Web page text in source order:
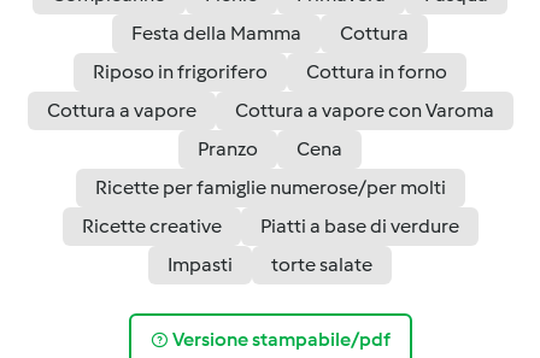
Festa della Mamma
Cottura
Riposo in frigorifero
Cottura in forno
Cottura a vapore
Cottura a vapore con Varoma
Pranzo
Cena
Ricette per famiglie numerose/per molti
Ricette creative
Piatti a base di verdure
Impasti
torte salate
Versione stampabile/pdf